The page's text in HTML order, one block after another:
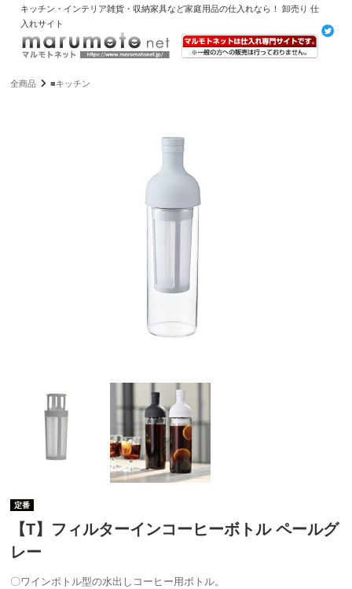
キッチン・インテリア雑貨・収納家具など家庭用品の仕入れなら！ 卸売り 仕
入れサイト
全商品 ■キッチン
定番
【T】フィルターインコーヒーボトル ペールグ
レー
〇ワインボトル型の水出しコーヒー用ボトル。